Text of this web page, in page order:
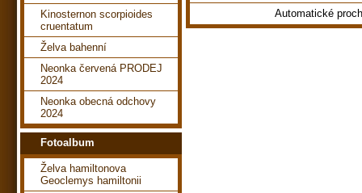
Automatické
Kinosternon scorpioides
cruentatum
Želva bahenní
Neonka červená PRODEJ
2024
Neonka obecná odchovy
2024
Fotoalbum
Želva hamiltonova
Geoclemys hamiltonii